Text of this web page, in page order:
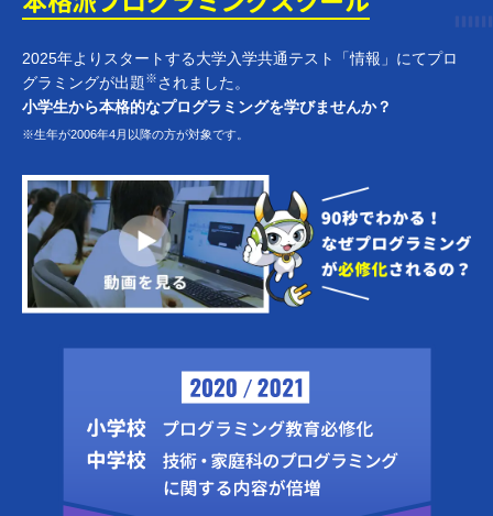
2025年よりスタートする大学入学共通テスト「情報」にてプロ
グラミングが出題※されました。
小学生から本格的なプログラミングを学びませんか？
※生年が2006年4月以降の方が対象です。